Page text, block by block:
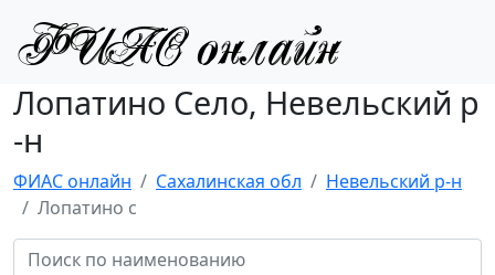
Лопатино Село, Невельский р
-н
ФИАС онлайн Сахалинская обл
Невельский р-н
Лопатино с